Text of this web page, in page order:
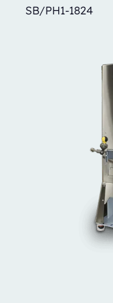
SB/PH1-1824